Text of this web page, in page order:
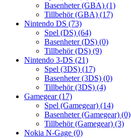
Basenheter (GBA) (1)
Tillbehör (GBA) (17)
Nintendo DS (73)
Spel (DS) (64)
Basenheter (DS) (0)
Tillbehör (DS) (9)
Nintendo 3-DS (21)
Spel (3DS) (17)
Basenheter (3DS) (0)
Tillbehör (3DS) (4)
Gamegear(17)
Spel (Gamegear) (14)
Basenheter (Gamegear) (0)
Tillbehör (Gamegear) (3)
Nokia N-Gage (0)